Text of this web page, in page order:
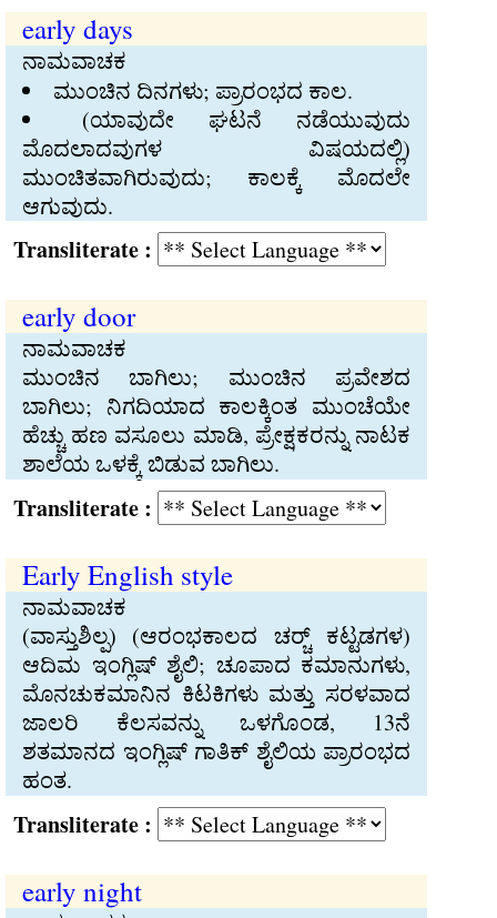
early days
ನಾಮವಾಚಕ
ಮುಂಚಿನ ದಿನಗಳು; ಪ್ರಾರಂಭದ ಕಾಲ.
(ಯಾವುದೇ ಘಟನೆ ನಡೆಯುವುದು
ಮೊದಲಾದವುಗಳ ವಿಷಯದಲ್ಲಿ)
ಮುಂಚಿತವಾಗಿರುವುದು; ಕಾಲಕ್ಕೆ ಮೊದಲೇ
ಆಗುವುದು.
:
early door
ನಾಮವಾಚಕ
ಮುಂಚಿನ ಬಾಗಿಲು; ಮುಂಚಿನ ಪ್ರವೇಶದ
ಬಾಗಿಲು; ನಿಗದಿಯಾದ ಕಾಲಕ್ಕಿಂತ ಮುಂಚೆಯೇ
ಹೆಚ್ಚು ಹಣ ವಸೂಲು ಮಾಡಿ, ಪ್ರೇಕ್ಷಕರನ್ನು ನಾಟಕ
ಶಾಲೆಯ ಒಳಕ್ಕೆ ಬಿಡುವ ಬಾಗಿಲು.
:
Early English style
ನಾಮವಾಚಕ
(ವಾಸ್ತುಶಿಲ್ಪ) (ಆರಂಭಕಾಲದ ಚರ್ಚ್‍ ಕಟ್ಟಡಗಳ)
ಆದಿಮ ಇಂಗ್ಲಿಷ್‍ ಶೈಲಿ; ಚೂಪಾದ ಕಮಾನುಗಳು,
ಮೊನಚುಕಮಾನಿನ ಕಿಟಕಿಗಳು ಮತ್ತು ಸರಳವಾದ
ಜಾಲರಿ ಕೆಲಸವನ್ನು ಒಳಗೊಂಡ, 13ನೆ
ಶತಮಾನದ ಇಂಗ್ಲಿಷ್‍ ಗಾತಿಕ್‍ ಶೈಲಿಯ ಪ್ರಾರಂಭದ
ಹಂತ.
:
early night